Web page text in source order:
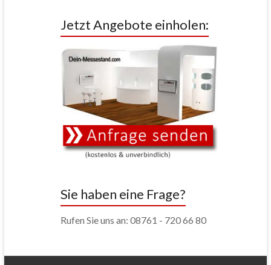
Jetzt Angebote einholen:
Sie haben eine Frage?
Rufen Sie uns an: 08761 - 720 66 80